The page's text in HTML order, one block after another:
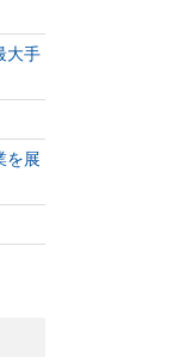
大手
を展